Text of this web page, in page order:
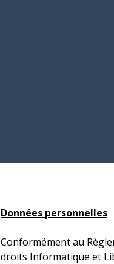
Données personnelles
Conformément au
droits Informatique et